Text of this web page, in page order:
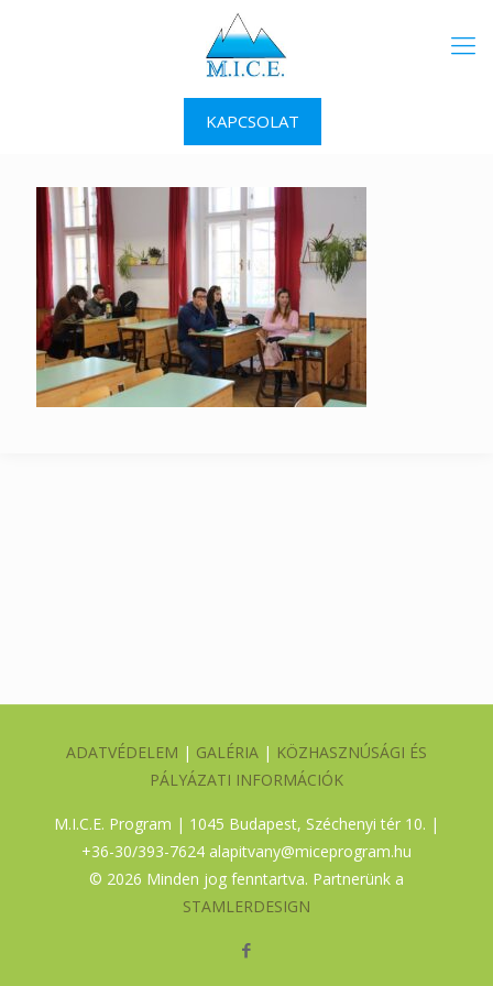
KAPCSOLAT
ADATVÉDELEM | GALÉRIA | KÖZHASZNÚSÁGI ÉS
PÁLYÁZATI INFORMÁCIÓK
M.I.C.E. Program | 1045 Budapest, Széchenyi tér 10. |
+36-30/393-7624 alapitvany@miceprogram.hu
© 2026 Minden jog fenntartva. Partnerünk a
STAMLERDESIGN